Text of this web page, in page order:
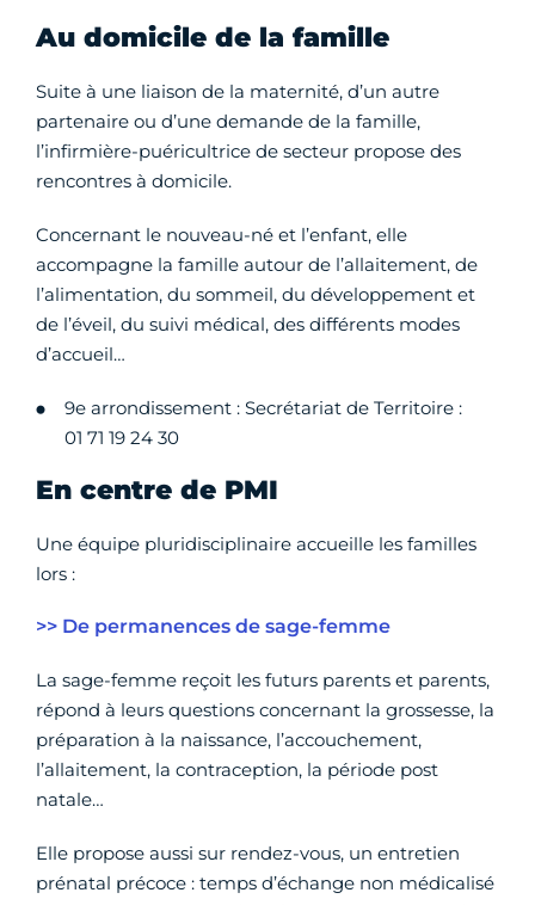
Au domicile de la famille
Suite à une liaison de la maternité, d’un autre
partenaire ou d’une demande de la famille,
l’infirmière-puéricultrice de secteur propose des
rencontres à domicile.
Concernant le nouveau-né et l’enfant, elle
accompagne la famille autour de l’allaitement, de
l’alimentation, du sommeil, du développement et
de l’éveil, du suivi médical, des différents modes
d’accueil…
9e arrondissement : Secrétariat de Territoire :
01 71 19 24 30
En centre de PMI
Une équipe pluridisciplinaire accueille les familles
lors :
>> De permanences de sage-femme
La sage-femme reçoit les futurs parents et parents,
répond à leurs questions concernant la grossesse, la
préparation à la naissance, l’accouchement,
l’allaitement, la contraception, la période post
natale…
Elle propose aussi sur rendez-vous, un entretien
prénatal précoce : temps d’échange non médicalisé